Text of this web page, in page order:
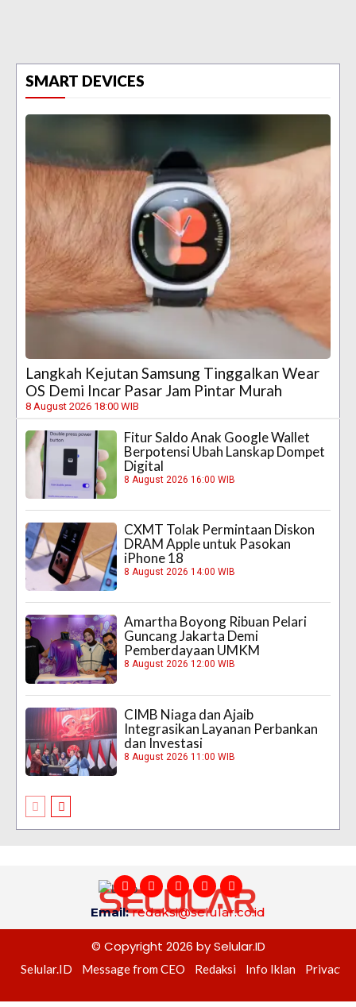
SMART DEVICES
Langkah Kejutan Samsung Tinggalkan Wear
OS Demi Incar Pasar Jam Pintar Murah
8 August 2026 18:00 WIB
Fitur Saldo Anak Google Wallet
Berpotensi Ubah Lanskap Dompet
Digital
8 August 2026 16:00 WIB
CXMT Tolak Permintaan Diskon
DRAM Apple untuk Pasokan
iPhone 18
8 August 2026 14:00 WIB
Amartha Boyong Ribuan Pelari
Guncang Jakarta Demi
Pemberdayaan UMKM
8 August 2026 12:00 WIB
CIMB Niaga dan Ajaib
Integrasikan Layanan Perbankan
dan Investasi
8 August 2026 11:00 WIB
Email:redaksi@selular.co.id
© Copyright 2026 by Selular.ID
Selular.ID Message from CEO Redaksi Info Iklan Privacy